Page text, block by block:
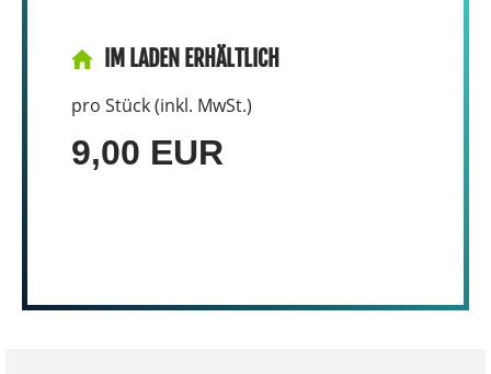
IM LADEN ERHÄLTLICH
pro Stück (inkl. MwSt.)
9,00 EUR